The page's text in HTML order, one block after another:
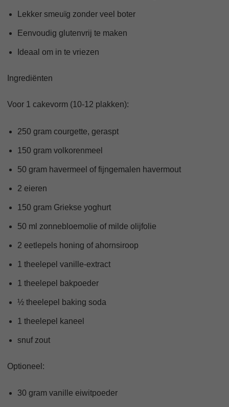
Lekker smeuïg zonder veel boter
Eenvoudig glutenvrij te maken
Ideaal om in te vriezen
Ingrediënten
Voor 1 cakevorm (10-12 plakken):
250 gram courgette, geraspt
150 gram volkorenmeel
50 gram havermeel of fijngemalen havermout
2 eieren
150 gram Griekse yoghurt
50 ml zonnebloemolie of milde olijfolie
2 eetlepels honing of ahornsiroop
1 theelepel vanille-extract
1 theelepel bakpoeder
½ theelepel baking soda
1 theelepel kaneel
snuf zout
Optioneel:
30 gram vanille eiwitpoeder